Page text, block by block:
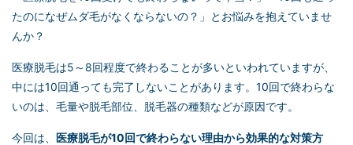
たのになぜムダ毛がなくならないの？」とお悩みを抱えていませ
んか？
医療脱毛は5～8回程度で終わることが多いといわれていますが、
中には10回通っても完了しないことがあります。10回で終わらな
いのは、毛量や脱毛部位、脱毛器の種類などが原因です。
今回は、 医療脱毛が10回で終わらない理由から効果的な対策方